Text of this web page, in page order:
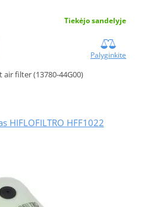
Tiekėjo sandelyje
Palyginkite
filter (13780-44G00)
HIFLOFILTRO HFF1022